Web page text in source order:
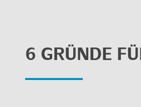
6 GRÜN­DE